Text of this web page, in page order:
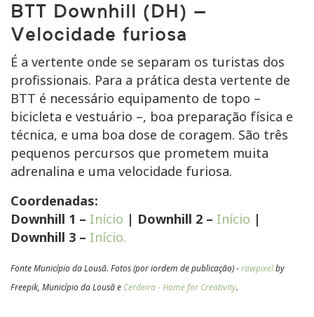
BTT Downhill (DH) –
Velocidade furiosa
É a vertente onde se separam os turistas dos
profissionais. Para a prática desta vertente de
BTT é necessário equipamento de topo –
bicicleta e vestuário –, boa preparação física e
técnica, e uma boa dose de coragem. São três
pequenos percursos que prometem muita
adrenalina e uma velocidade furiosa.
Coordenadas:
Downhill 1 – Início | Downhill 2 – Início |
Downhill 3 – Início.
Fonte Município da Lousã. Fotos (por iordem de publicação) -rawpixelby
Freepik, Município da Lousã e Cerdeira - Home for Creativity.